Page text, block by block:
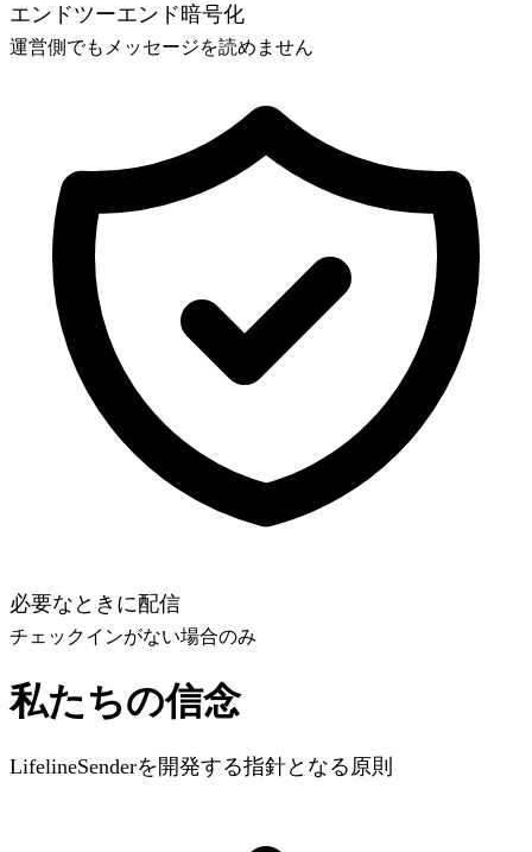
エンドツーエンド暗号化
運営側でもメッセージを読めません
必要なときに配信
チェックインがない場合のみ
私たちの信念
LifelineSenderを開発する指針となる原則